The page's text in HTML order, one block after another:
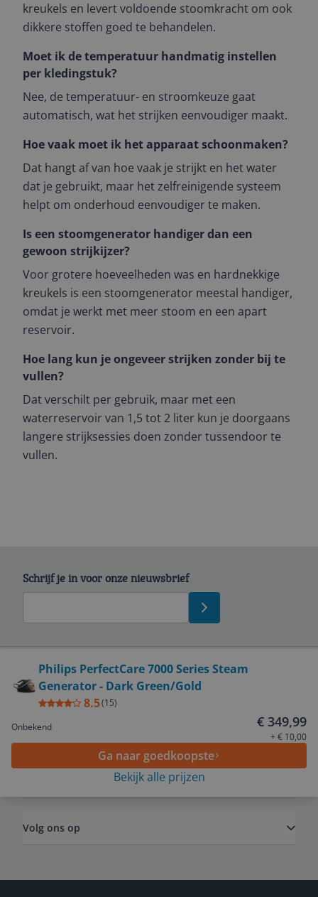
kreukels en levert voldoende stoomkracht om ook
dikkere stoffen goed te behandelen.
Moet ik de temperatuur handmatig instellen
per kledingstuk?
Nee, de temperatuur- en stroomkeuze gaat
automatisch, wat het strijken eenvoudiger maakt.
Hoe vaak moet ik het apparaat schoonmaken?
Dat hangt af van hoe vaak je strijkt en het water
dat je gebruikt, maar het zelfreinigende systeem
helpt om onderhoud eenvoudiger te maken.
Is een stoomgenerator handiger dan een
gewoon strijkijzer?
Voor grotere hoeveelheden was en hardnekkige
kreukels is een stoomgenerator meestal handiger,
omdat je werkt met meer stoom en een apart
reservoir.
Hoe lang kun je ongeveer strijken zonder bij te
vullen?
Dat verschilt per gebruik, maar met een
waterreservoir van 1,5 tot 2 liter kun je doorgaans
langere strijksessies doen zonder tussendoor te
vullen.
Philips PerfectCare 7000 Series Steam
Generator - Dark Green/Gold
8.5(15)
Onbekend
€ 349,99
+ € 10,00
Ga naar goedkoopste
Bekijk alle prijzen
Schrijf je in voor onze nieuwsbrief
Service
Algemeen
Volg ons op